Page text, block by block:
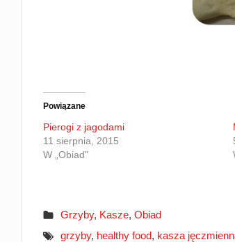
Powiązane
Pierogi z jagodami
11 sierpnia, 2015
W „Obiad"
Grzyby, Kasze,Obiad
grzyby, healthy food, kasza